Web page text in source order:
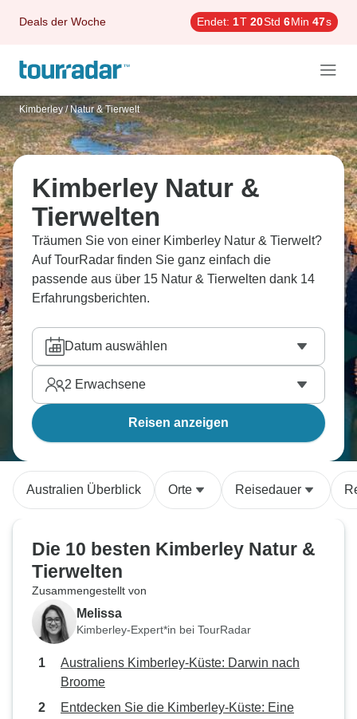
Deals der Woche Endet: 1T 20Std 6Min 46s
Kimberley / Natur & Tierwelt
Kimberley Natur &
Tierwelten
Träumen Sie von einer Kimberley Natur & Tierwelt?
Auf TourRadar finden Sie ganz einfach die
passende aus über 15 Natur & Tierwelten dank 14
Erfahrungsberichten.
Datum auswählen
2 Erwachsene
Reisen anzeigen
Australien Überblick Orte Reisedauer
Die 10 besten Kimberley Natur &
Tierwelten
Zusammengestellt von
Melissa
Kimberley-Expert*in bei TourRadar
Australiens Kimberley-Küste: Darwin nach
Broome
Entdecken Sie die Kimberley-Küste: Eine